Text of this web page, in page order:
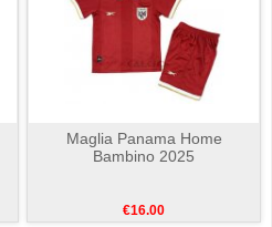
Maglia Panama Home
Bambino 2025
€16.00